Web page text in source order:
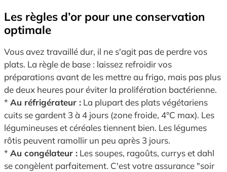
Les règles d’or pour une conservation
optimale
Vous avez travaillé dur, il ne s'agit pas de perdre vos
plats. La règle de base : laissez refroidir vos
préparations avant de les mettre au frigo, mais pas plus
de deux heures pour éviter la prolifération bactérienne.
* Au réfrigérateur : La plupart des plats végétariens
cuits se gardent 3 à 4 jours (zone froide, 4°C max). Les
légumineuses et céréales tiennent bien. Les légumes
rôtis peuvent ramollir un peu après 3 jours.
* Au congélateur : Les soupes, ragoûts, currys et dahl
se congèlent parfaitement. C'est votre assurance "soir